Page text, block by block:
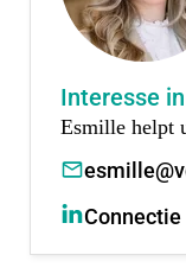
Interesse
Esmille helpt
Connectie